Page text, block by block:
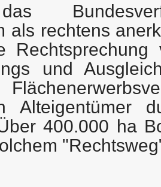
als rechtens
und
Alteigentümer
400.000 ha